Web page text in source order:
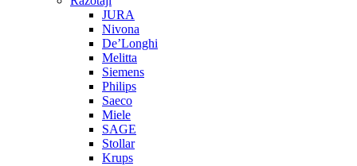
JURA
Nivona
De’Longhi
Melitta
Siemens
Philips
Saeco
Miele
SAGE
Stollar
Krups